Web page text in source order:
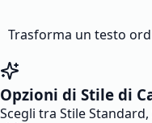
Trasforma un testo
Opzioni di Stile di
Scegli tra Stile